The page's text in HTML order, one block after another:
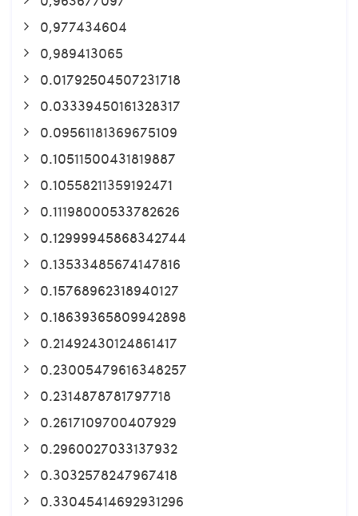
0,977434604
0,989413065
0.01792504507231718
0.03339450161328317
0.09561181369675109
0.10511500431819887
0.10558211359192471
0.11198000533782626
0.12999945868342744
0.13533485674147816
0.15768962318940127
0.18639365809942898
0.21492430124861417
0.23005479616348257
0.2314878781797718
0.2617109700407929
0.2960027033137932
0.3032578247967418
0.33045414692931296